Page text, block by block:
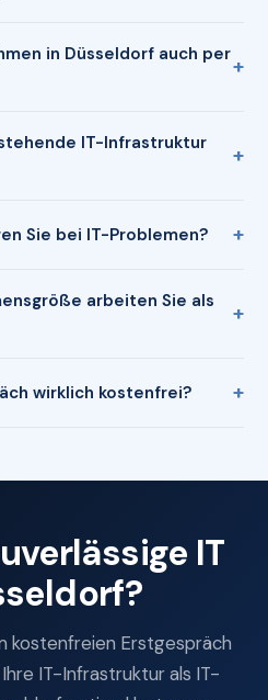
in Düsseldorf auch per
IT-Infrastruktur
Sie bei IT-Problemen?
arbeiten Sie als
wirklich kostenfrei?
IT
kostenfreien Erstgespräch
IT-Infrastruktur als IT-